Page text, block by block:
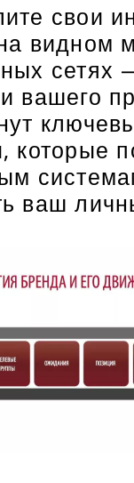
свои
видном
сетях
вашего
которые
ваш